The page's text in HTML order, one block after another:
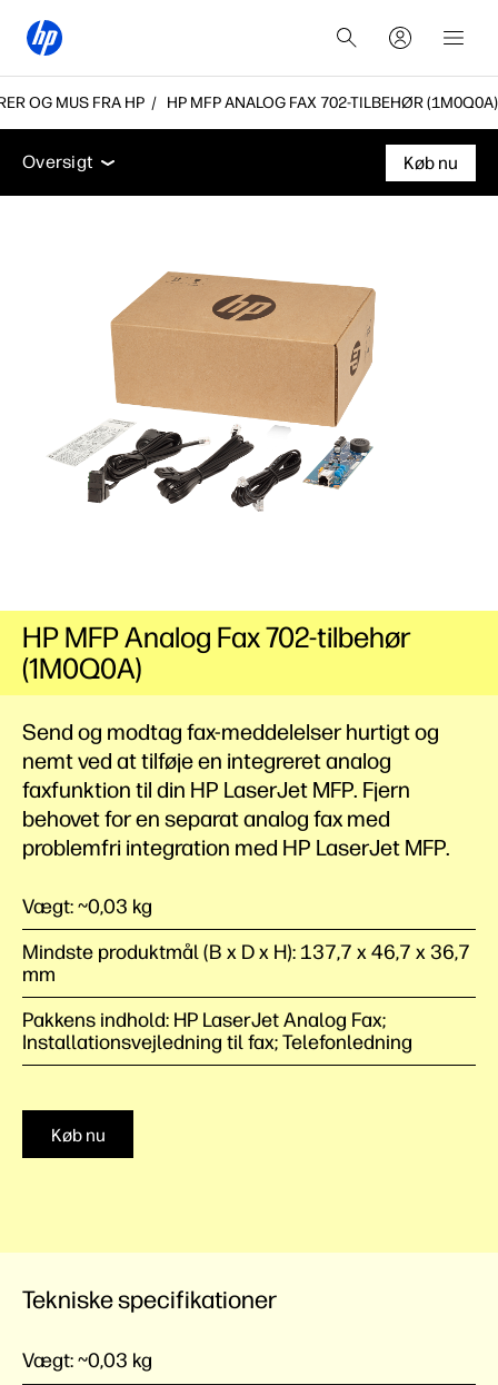
OG MUS FRA HP HP MFP ANALOG FAX 702-TILBEHØR (1M0Q0A)
Oversigt Tekniske specifikationer Tilbehør
Oversigt
Køb nu
Send og modtag fax-meddelelser hurtigt og
nemt ved at tilføje en integreret analog
faxfunktion til din HP LaserJet MFP. Fjern
behovet for en separat analog fax med
problemfri integration med HP LaserJet MFP.
Vægt: ~0,03 kg
Mindste produktmål (B x D x H): 137,7 x 46,7 x 36,7
mm
Pakkens indhold: HP LaserJet Analog Fax;
Installationsvejledning til fax; Telefonledning
Køb nu
HP MFP Analog Fax 702-tilbehør
(1M0Q0A)
Tekniske specifikationer
Vægt:~0,03 kg